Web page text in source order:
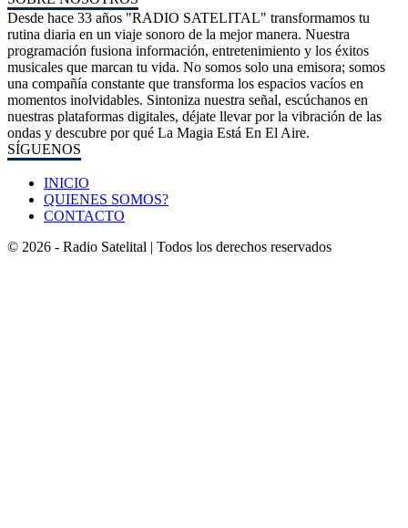
Desde hace 33 años "RADIO SATELITAL" transformamos tu
rutina diaria en un viaje sonoro de la mejor manera. Nuestra
programación fusiona información, entretenimiento y los éxitos
musicales que marcan tu vida. No somos solo una emisora; somos
una compañía constante que transforma los espacios vacíos en
momentos inolvidables. Sintoniza nuestra señal, escúchanos en
nuestras plataformas digitales, déjate llevar por la vibración de las
ondas y descubre por qué La Magia Está En El Aire.
SÍGUENOS
INICIO
QUIENES SOMOS?
CONTACTO
© 2026 - Radio Satelital | Todos los derechos reservados